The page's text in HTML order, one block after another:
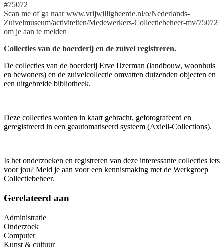
#75072
Scan me of ga naar www.vrijwilligheerde.nl/o/Nederlands-
Zuivelmuseum/activiteiten/Medewerkers-Collectiebeheer-mv/75072
om je aan te melden
Collecties van de boerderij en de zuivel registreren.
De collecties van de boerderij Erve IJzerman (landbouw, woonhuis
en bewoners) en de zuivelcollectie omvatten duizenden objecten en
een uitgebreide bibliotheek.
Deze collecties worden in kaart gebracht, gefotografeerd en
geregistreerd in een geautomatiseerd systeem (Axiell-Collections).
Is het onderzoeken en registreren van deze interessante collecties iets
voor jou? Meld je aan voor een kennismaking met de Werkgroep
Collectiebeheer.
Gerelateerd aan
Administratie
Onderzoek
Computer
Kunst & cultuur